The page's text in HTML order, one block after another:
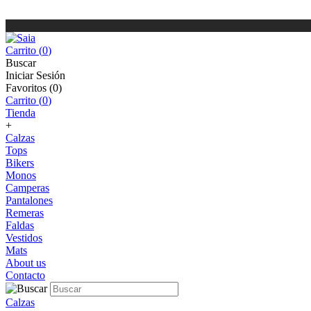
Carrito (0)
Buscar
Iniciar Sesión
Favoritos (0)
Carrito (0)
Tienda
+
Calzas
Tops
Bikers
Monos
Camperas
Pantalones
Remeras
Faldas
Vestidos
Mats
About us
Contacto
Calzas